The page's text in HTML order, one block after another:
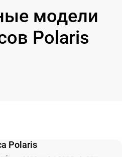
модели
Polaris
Polaris